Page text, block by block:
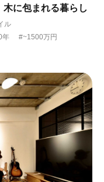
に包まれる暮らし
ル
年
#~1500万円